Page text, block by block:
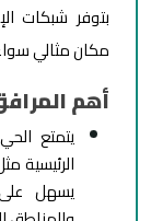
بتوفر شبكات
مكان مثالي
أهم
يتمتع
الرئيسية
يسهل على